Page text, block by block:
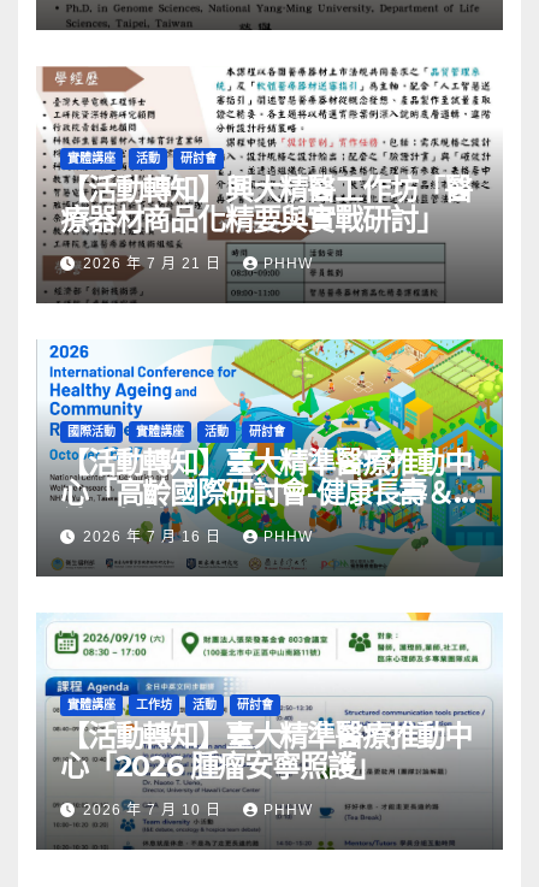
實體講座 活動 研討會
【活動轉知】興大精醫工作坊「醫
療器材商品化精要與實戰研討」
2026 年 7 月 21 日 PHHW
國際活動 實體講座 活動 研討會
【活動轉知】臺大精準醫療推動中
心「高齡國際研討會-健康長壽＆
社區韌性」
2026 年 7 月 16 日 PHHW
實體講座 工作坊 活動 研討會
【活動轉知】臺大精準醫療推動中
心「2026 腫瘤安寧照護」
2026 年 7 月 10 日 PHHW